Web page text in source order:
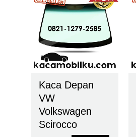
Kaca Depan
VW
Volkswagen
Scirocco